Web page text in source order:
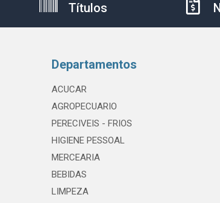
Títulos
Departamentos
ACUCAR
AGROPECUARIO
PERECIVEIS - FRIOS
HIGIENE PESSOAL
MERCEARIA
BEBIDAS
LIMPEZA